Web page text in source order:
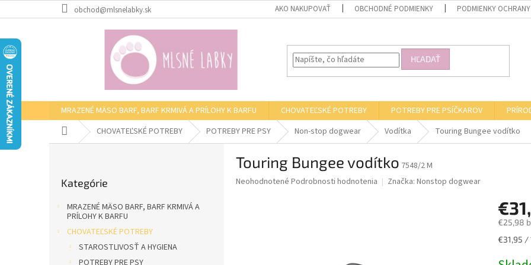
na
obchod@mlsnelabky.sk AKO NAKUPOVAŤ OBCHODNÉ PODMIENKY PODMIENKY OCHRANY
HĽADAŤ
MRAZENÉ MÄSO BARF, BARF KRMIVÁ A PRÍLOHY K BARFU CHOVATEĽSKÉ POTREBY POTREBY PRE PSÍČKAROV
Domov CHOVATEĽSKÉ POTREBY POTREBY PRE PSY Non-stop dogwear Vodítka Touring Bungee vodítko
kategórie
Kategórie
MRAZENÉ MÄSO BARF, BARF KRMIVÁ A
PRÍLOHY K BARFU
CHOVATEĽSKÉ POTREBY
STAROSTLIVOSŤ A HYGIENA
POTREBY PRE PSY
Touring Bungee vodítko 7548/2 M
Priemerné
Neohodnotené Podrobnosti hodnotenia Značka: Nonstop dogwear
€25,98
€31,95 /